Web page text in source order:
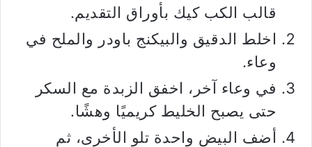
قالب الكب كيك بأوراق التقديم.
اخلط الدقيق والبيكنج باودر والملح في
وعاء.
في وعاء آخر، اخفق الزبدة مع السكر
حتى يصبح الخليط كريميًا وهشًا.
أضف البيض واحدة تلو الأخرى، ثم